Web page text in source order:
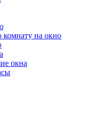
на окно
окна